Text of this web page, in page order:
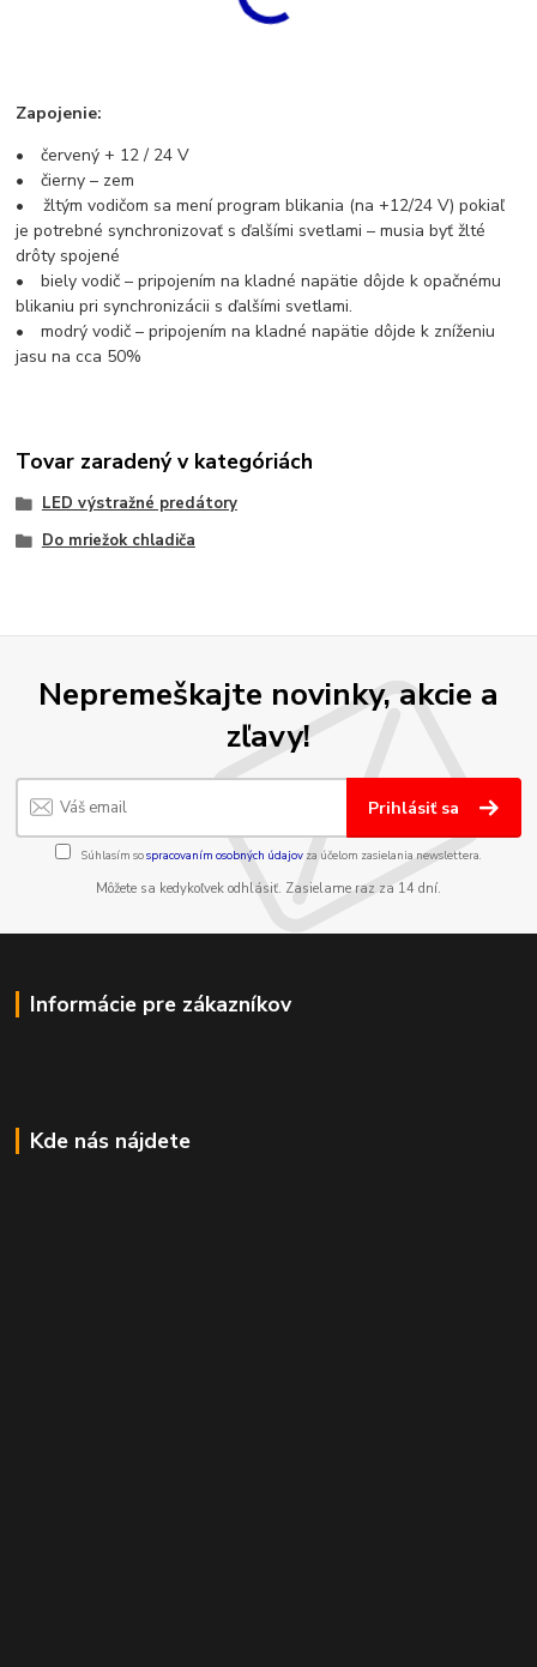
Zapojenie:
• červený + 12 / 24 V
• čierny – zem
• žltým vodičom sa mení program blikania (na +12/24 V) pokiaľ
je potrebné synchronizovať s ďalšími svetlami – musia byť žlté
drôty spojené
• biely vodič – pripojením na kladné napätie dôjde k opačnému
blikaniu pri synchronizácii s ďalšími svetlami.
• modrý vodič – pripojením na kladné napätie dôjde k zníženiu
jasu na cca 50%
Tovar zaradený v kategóriách
LED výstražné predátory
Do mriežok chladiča
Nepremeškajte novinky, akcie a
zľavy!
Prihlásiť sa
Súhlasím sospracovaním osobných údajov za účelom zasielania newslettera.
Môžete sa kedykoľvek odhlásiť. Zasielame raz za 14 dní.
Informácie pre zákazníkov
Kde nás nájdete